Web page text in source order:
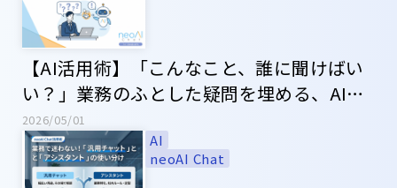
【AI活用術】「こんなこと、誰に聞けばい
い？」業務のふとした疑問を埋める、AIと
いう「もう一人の相談相手」
2026/05/01
AI
neoAI Chat